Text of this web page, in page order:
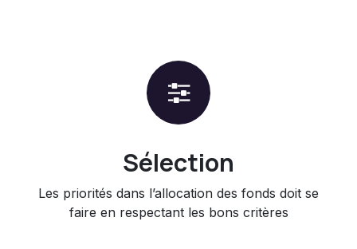
Sélection
Les priorités dans l’allocation des fonds doit se
faire en respectant les bons critères